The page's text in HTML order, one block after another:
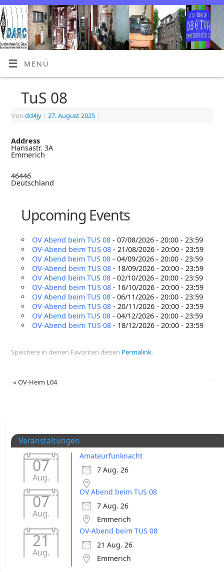
MENÜ
TuS 08
Von dd4jy | 27. August 2025 |
Address
Hansastr. 3A
Emmerich
46446
Deutschland
Upcoming Events
OV Abend beim TUS 08- 07/08/2026 - 20:00 - 23:59
OV-Abend beim TUS 08- 21/08/2026 - 20:00 - 23:59
OV Abend beim TUS 08- 04/09/2026 - 20:00 - 23:59
OV-Abend beim TUS 08- 18/09/2026 - 20:00 - 23:59
OV Abend beim TUS 08- 02/10/2026 - 20:00 - 23:59
OV-Abend beim TUS 08- 16/10/2026 - 20:00 - 23:59
OV Abend beim TUS 08- 06/11/2026 - 20:00 - 23:59
OV-Abend beim TUS 08- 20/11/2026 - 20:00 - 23:59
OV Abend beim TUS 08- 04/12/2026 - 20:00 - 23:59
OV-Abend beim TUS 08- 18/12/2026 - 20:00 - 23:59
Speichere in deinen Favoriten diesen Permalink.
« OV-Heim L04
Veranstaltungen
07
Aug.
Amateurfunknacht
7 Aug. 26
07
Aug.
OV Abend beim TUS 08
7 Aug. 26
Emmerich
21
Aug.
OV-Abend beim TUS 08
21 Aug. 26
Emmerich